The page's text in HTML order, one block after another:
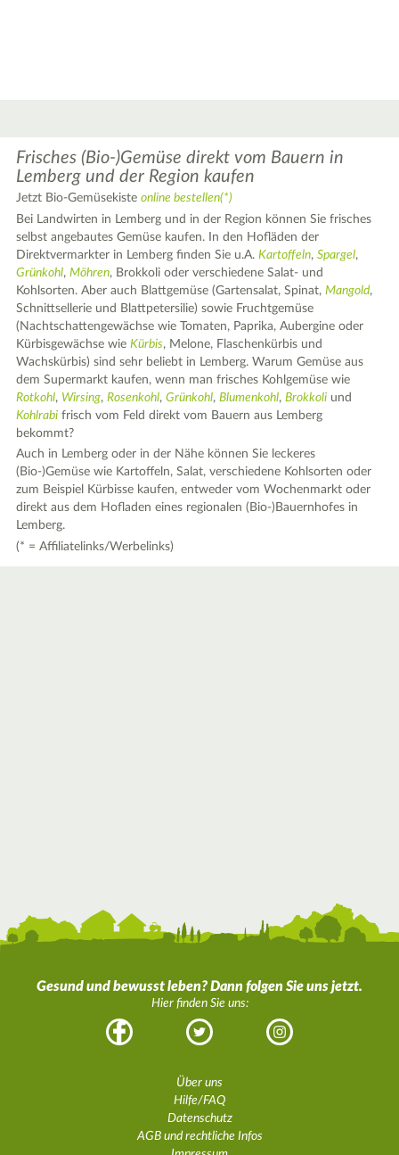
Frisches (Bio-)Gemüse direkt vom Bauern in
Lemberg und der Region kaufen
Jetzt Bio-Gemüsekisteonline bestellen(*)
Bei Landwirten in Lemberg und in der Region können Sie frisches
selbst angebautes Gemüse kaufen. In den Hofläden der
Direktvermarkter in Lemberg finden Sie u.A.Kartoffeln,Spargel,
Grünkohl,Möhren, Brokkoli oder verschiedene Salat- und
Kohlsorten. Aber auch Blattgemüse (Gartensalat, Spinat,Mangold,
Schnittsellerie und Blattpetersilie) sowie Fruchtgemüse
(Nachtschattengewächse wie Tomaten, Paprika, Aubergine oder
Kürbisgewächse wieKürbis, Melone, Flaschenkürbis und
Wachskürbis) sind sehr beliebt in Lemberg. Warum Gemüse aus
dem Supermarkt kaufen, wenn man frisches Kohlgemüse wie
Rotkohl, Wirsing,Rosenkohl,Grünkohl,Blumenkohl,Brokkoli und
Kohlrabi frisch vom Feld direkt vom Bauern aus Lemberg
bekommt?
Auch in Lemberg oder in der Nähe können Sie leckeres
(Bio-)Gemüse wie Kartoffeln, Salat, verschiedene Kohlsorten oder
zum Beispiel Kürbisse kaufen, entweder vom Wochenmarkt oder
direkt aus dem Hofladen eines regionalen (Bio-)Bauernhofes in
Lemberg.
(* = Affiliatelinks/Werbelinks)
Gesund und bewusst leben? Dann folgen Sie uns jetzt.
Hier finden Sie uns:
Facebook Twitter Instagram
Über uns
Hilfe/FAQ
Datenschutz
AGB und rechtliche Infos